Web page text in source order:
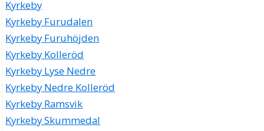
Kyrkeby
Kyrkeby Furudalen
Kyrkeby Furuhöjden
Kyrkeby Kolleröd
Kyrkeby Lyse Nedre
Kyrkeby Nedre Kolleröd
Kyrkeby Ramsvik
Kyrkeby Skummedal